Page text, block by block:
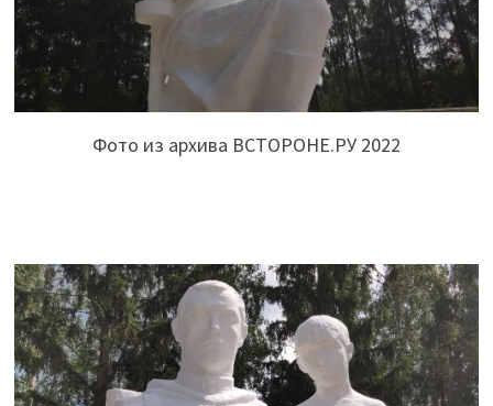
Фото из архива ВСТОРОНЕ.РУ 2022